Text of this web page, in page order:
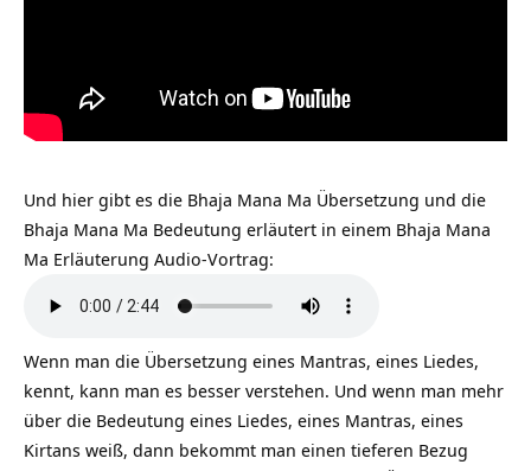
Und hier gibt es die Bhaja Mana Ma Übersetzung und die
Bhaja Mana Ma Bedeutung erläutert in einem Bhaja Mana
Ma Erläuterung Audio-Vortrag:
Wenn man die Übersetzung eines Mantras, eines Liedes,
kennt, kann man es besser verstehen. Und wenn man mehr
über die Bedeutung eines Liedes, eines Mantras, eines
Kirtans weiß, dann bekommt man einen tieferen Bezug